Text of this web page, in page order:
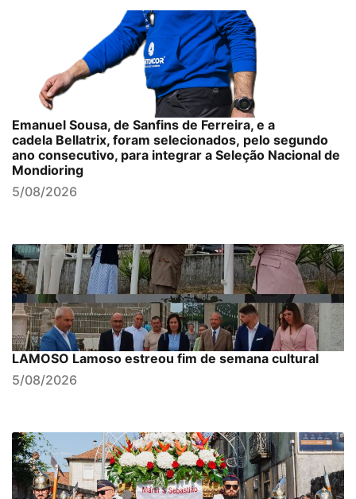
Emanuel Sousa, de Sanfins de Ferreira, e a
cadela Bellatrix, foram selecionados, pelo segundo
ano consecutivo, para integrar a Seleção Nacional de
Mondioring
5/08/2026
LAMOSO Lamoso estreou fim de semana cultural
5/08/2026